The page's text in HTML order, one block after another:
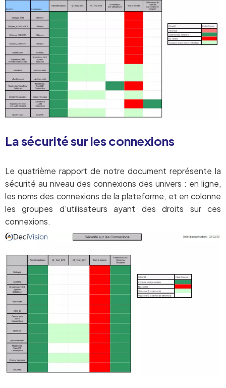
La sécurité sur les connexions
Le quatrième rapport de notre document représente la
sécurité au niveau des connexions des univers : en ligne,
les noms des connexions de la plateforme, et en colonne
les groupes d’utilisateurs ayant des droits sur ces
connexions.